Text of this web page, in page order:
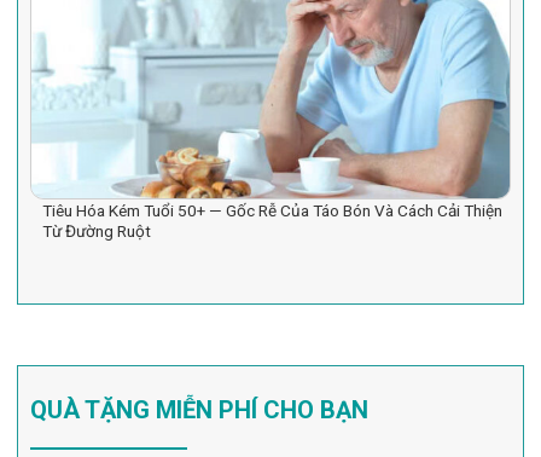
Tiêu Hóa Kém Tuổi 50+ — Gốc Rễ Của Táo Bón Và Cách Cải Thiện
Từ Đường Ruột
QUÀ TẶNG MIỄN PHÍ CHO BẠN